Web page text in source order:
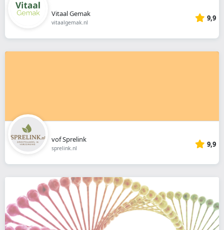
Vitaal Gemak
vitaalgemak.nl 9,9
vof Sprelink
sprelink.nl 9,9